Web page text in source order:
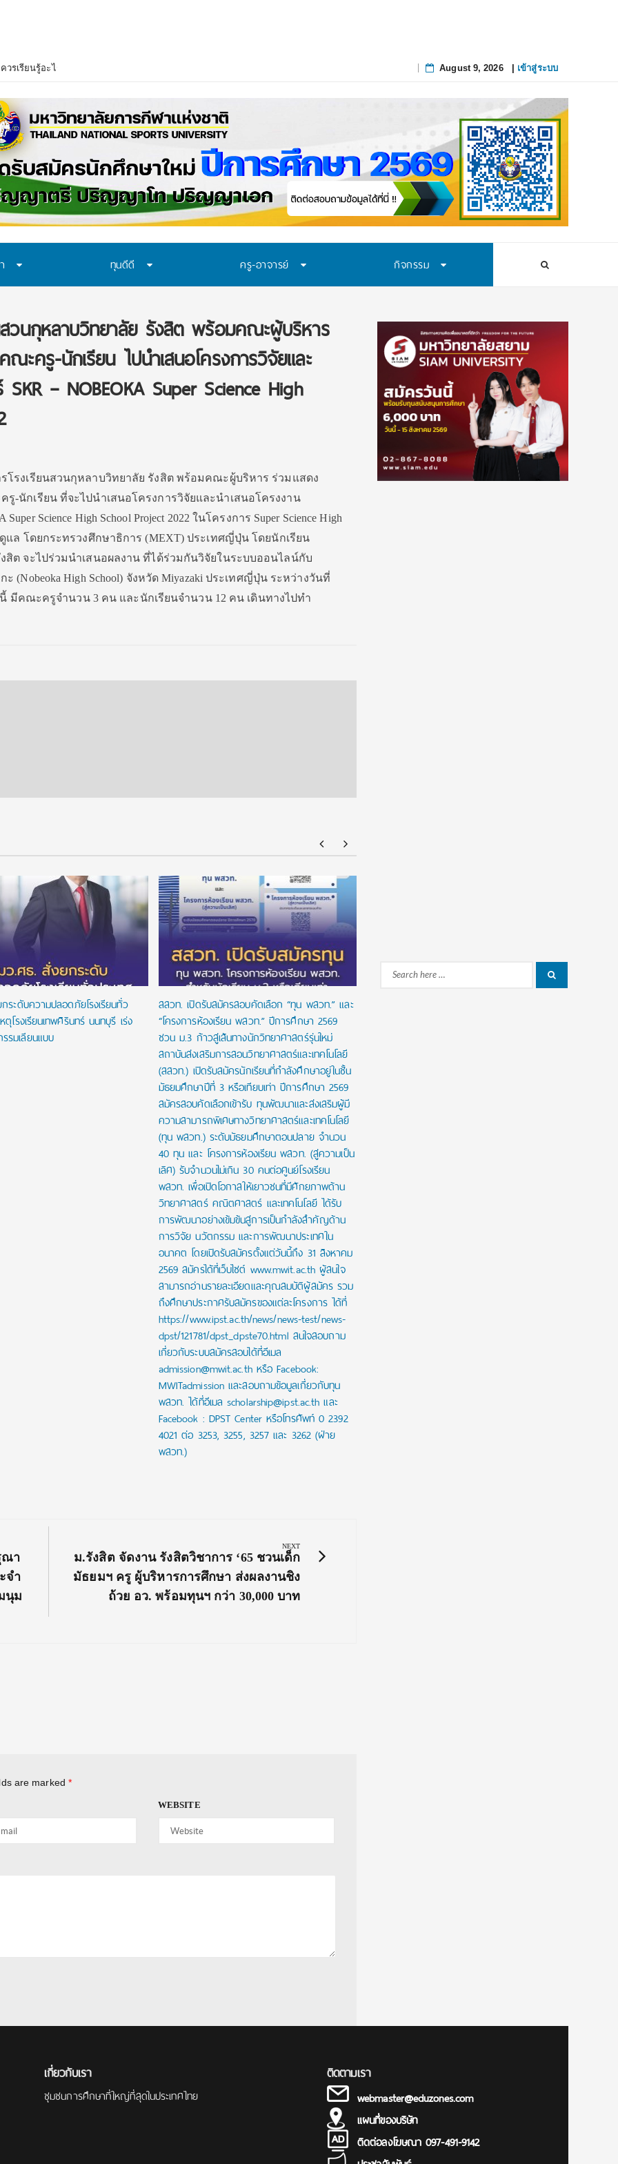
วรเรียนรู้อะไร? 7 ระบบป้องกันที่โรงเรียนไทยควรมี ก่อนปัญหาของเด็กจะเดินไปถึง August 9, 2026| เข้าสู่ระบบ
ทุนดีดี ครู-อาจารย์ กิจกรรม
สวนกุหลาบวิทยาลัย รังสิต พร้อมคณะผู้บริหาร
ะครู-นักเรียน ไปนําเสนอโครงการวิจัยและ
SKR – NOBEOKA Super Science High
โรงเรียนสวนกุหลาบวิทยาลัย รังสิต พร้อมคณะผู้บริหาร ร่วมแสดง
-นักเรียน ที่จะไปนําเสนอโครงการวิจัยและนําเสนอโครงงาน
Science High School Project 2022 ในโครงการ Super Science High
แล โดยกระทรวงศึกษาธิการ (MEXT) ประเทศญี่ปุ่น โดยนักเรียน
สิต จะไปร่วมนําเสนอผลงาน ที่ได้ร่วมกันวิจัยในระบบออนไลน์กับ
(Nobeoka High School) จังหวัด Miyazaki ประเทศญี่ปุ่น ระหว่างวันที่
นี้ มีคณะครูจํานวน 3 คน และนักเรียนจํานวน 12 คน เดินทางไปทํา
ระดับความปลอดภัยโรงเรียนทั่ว
ตุโรงเรียนเทพศิรินทร์ นนทบุรี เร่ง
รมเลียนแบบ
สสวท. เปิดรับสมัครสอบคัดเลือก “ทุน พสวท.” และ
“โครงการห้องเรียน พสวท.” ปีการศึกษา 2569
ชวน ม.3 ก้าวสู่เส้นทางนักวิทยาศาสตร์รุ่นใหม่
สถาบันส่งเสริมการสอนวิทยาศาสตร์และเทคโนโลยี
(สสวท.) เปิดรับสมัครนักเรียนที่กำลังศึกษาอยู่ในชั้น
มัธยมศึกษาปีที่ 3 หรือเทียบเท่า ปีการศึกษา 2569
สมัครสอบคัดเลือกเข้ารับ ทุนพัฒนาและส่งเสริมผู้มี
ความสามารถพิเศษทางวิทยาศาสตร์และเทคโนโลยี
(ทุน พสวท.) ระดับมัธยมศึกษาตอนปลาย จำนวน
40 ทุน และ โครงการห้องเรียน พสวท. (สู่ความเป็น
เลิศ) รับจำนวนไม่เกิน 30 คนต่อศูนย์โรงเรียน
พสวท. เพื่อเปิดโอกาสให้เยาวชนที่มีศักยภาพด้าน
วิทยาศาสตร์ คณิตศาสตร์ และเทคโนโลยี ได้รับ
การพัฒนาอย่างเข้มข้นสู่การเป็นกำลังสำคัญด้าน
การวิจัย นวัตกรรม และการพัฒนาประเทศใน
อนาคต โดยเปิดรับสมัครตั้งแต่วันนี้ถึง 31 สิงหาคม
2569 สมัครได้ที่เว็บไซต์ www.mwit.ac.th ผู้สนใจ
สามารถอ่านรายละเอียดและคุณสมบัติผู้สมัคร รวม
ถึงศึกษาประกาศรับสมัครของแต่ละโครงการ ได้ที่
https://www.ipst.ac.th/news/news-test/news-
dpst/121781/dpst_dpste70.html สนใจสอบถาม
เกี่ยวกับระบบสมัครสอบได้ที่อีเมล
admission@mwit.ac.th หรือ Facebook:
MWITadmission และสอบถามข้อมูลเกี่ยวกับทุน
พสวท. ได้ที่อีเมล scholarship@ipst.ac.th และ
Facebook : DPST Center หรือโทรศัพท์ 0 2392
4021 ต่อ 3253, 3255, 3257 และ 3262 (ฝ่าย
พสวท.)
ณา
จำ
นุม
NEXT
Next
Post:
ม.รังสิต จัดงาน รังสิตวิชาการ ‘65 ชวนเด็ก
มัธยมฯ ครู ผู้บริหารการศึกษา ส่งผลงานชิง
ถ้วย อว. พร้อมทุนฯ กว่า 30,000 บาท
are marked *
WEBSITE
Search
เกี่ยวกับเรา
ชุมชนการศึกษาที่ใหญ่ที่สุดในประเทศไทย
ติดตามเรา
webmaster@eduzones.com
แผนที่ของบริษัท
ติดต่อลงโฆษณา 097-491-9142